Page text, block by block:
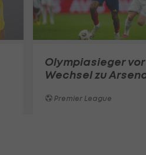
Olympiasieger vor
Wechsel zu
Premier League